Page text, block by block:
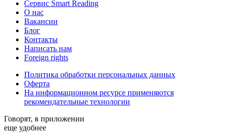
Сервис Smart Reading
О нас
Вакансии
Блог
Контакты
Написать нам
Foreign rights
Политика обработки персональных данных
Оферта
На информационном ресурсе применяются
рекомендательные технологии
Говорят, в приложении
еще удобнее